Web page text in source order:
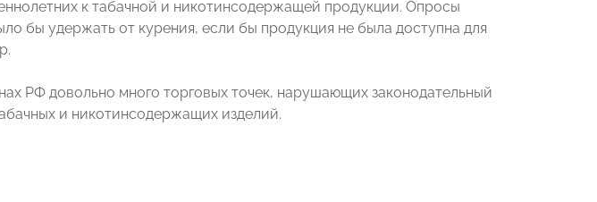
к табачной и никотинсодержащей продукции. Опросы
бы удержать от курения, если бы продукция не была доступна для
РФ довольно много торговых точек, нарушающих законодательный
и никотинсодержащих изделий.